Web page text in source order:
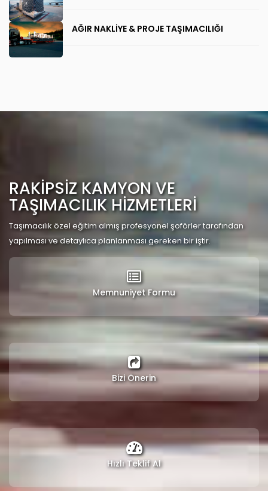
AĞIR NAKLİYE & PROJE TAŞIMACILIĞI
RAKİPSİZ KAMYON VE
TAŞIMACILIK HİZMETLERİ
Taşımacılık özel eğitim almış profesyonel şoförler tarafından
yapılması ve detaylıca planlanması gereken bir iştir.
Memnuniyet Formu
Bizi Önerin
Hızlı Teklif Al